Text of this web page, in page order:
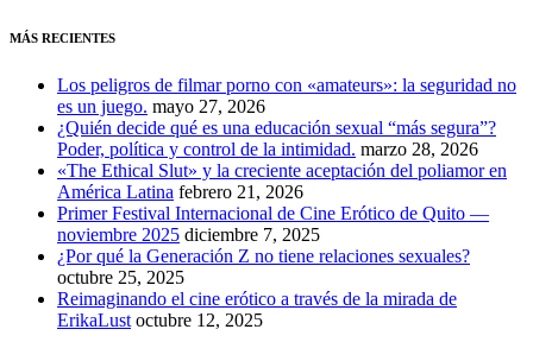
MÁS RECIENTES
Los peligros de filmar porno con «amateurs»: la seguridad no
es un juego. mayo 27, 2026
¿Quién decide qué es una educación sexual “más segura”?
Poder, política y control de la intimidad. marzo 28, 2026
«The Ethical Slut» y la creciente aceptación del poliamor en
América Latina febrero 21, 2026
Primer Festival Internacional de Cine Erótico de Quito —
noviembre 2025 diciembre 7, 2025
¿Por qué la Generación Z no tiene relaciones sexuales?
octubre 25, 2025
Reimaginando el cine erótico a través de la mirada de
ErikaLust octubre 12, 2025